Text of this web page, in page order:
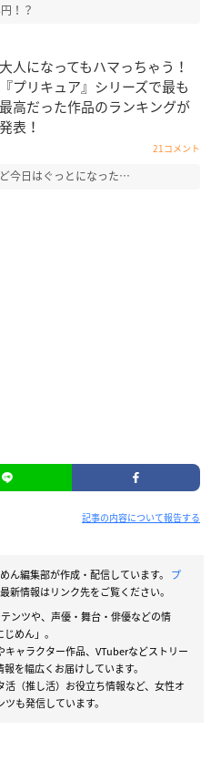
！？
大人になってもハマっちゃう！
『プリキュア』シリーズで最も
最高だった作品のランキングが
発表！
21コメント
今日はぐっとになった…
記事の内容について報告する
ん編集部が作成・配信しています。 プ
新情報はリンク先をご覧ください。
ンツや、声優・舞台・俳優などの情
めん」。
ャラクター作品、VTuberなどストリー
を幅広くお届けしています。
（推し活）お役立ち情報など、女性オ
も発信しています。